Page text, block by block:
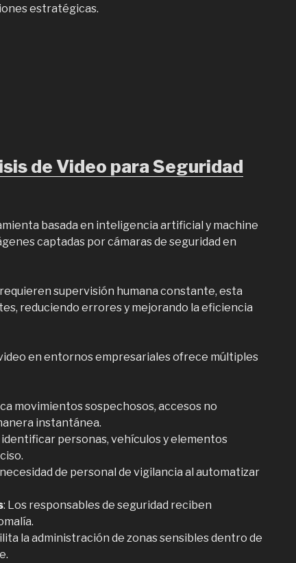
estratégicas.
de Video para Seguridad
basada en inteligencia artificial y machine
captadas por cámaras de seguridad en
supervisión humana constante, esta
reduciendo errores y mejorando la eficiencia
en entornos empresariales ofrece múltiples
movimientos sospechosos, accesos no
instantánea.
personas, vehículos y elementos
de personal de vigilancia al automatizar
: Los responsables de seguridad reciben
la administración de zonas sensibles dentro de